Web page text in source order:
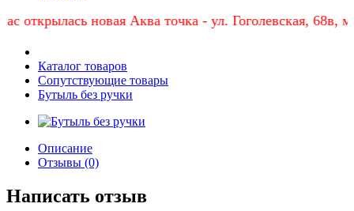
новая Аква точка - ул. Гоголевская, 68в,
Каталог товаров
Сопутствующие товары
Бутыль без ручки
Описание
Отзывы (0)
Написать отзыв